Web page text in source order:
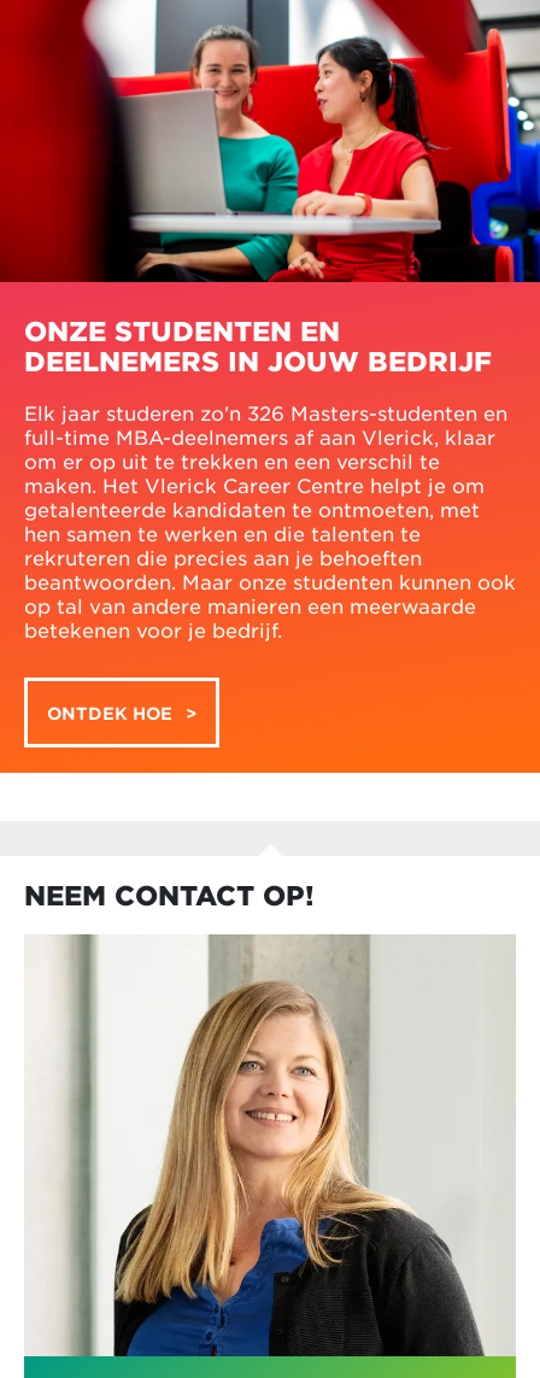
ONZE STUDENTEN EN
DEELNEMERS IN JOUW BEDRIJF
Elk jaar studeren zo'n 326 Masters-studenten en
full-time MBA-deelnemers af aan Vlerick, klaar
om er op uit te trekken en een verschil te
maken. Het Vlerick Career Centre helpt je om
getalenteerde kandidaten te ontmoeten, met
hen samen te werken en die talenten te
rekruteren die precies aan je behoeften
beantwoorden. Maar onze studenten kunnen ook
op tal van andere manieren een meerwaarde
betekenen voor je bedrijf.
ONTDEK HOE
NEEM CONTACT OP!